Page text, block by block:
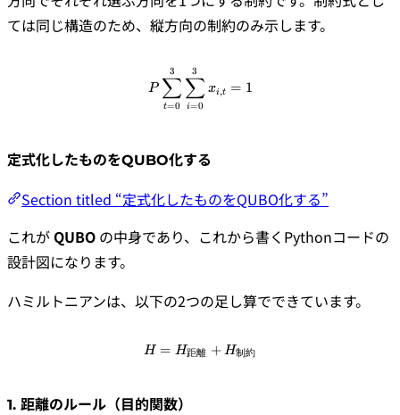
ては同じ構造のため、縦方向の制約のみ示します。
\begin{align*} P
P
t=0
∑
3
i=0
∑
3
xi,t = 1
定式化したものをQUBO化する
Section titled “定式化したものをQUBO化する”
これがQUBO の中身であり、これから書くPythonコードの
設計図になります。
ハミルトニアンは、以下の2つの足し算でできています。
H = H_{\text{距離}} +
H = H距離 + H制約
1. 距離のルール（目的関数）